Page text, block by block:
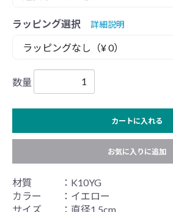
ラッピング選択 詳細説明
数量
カートに入れる
お気に入りに追加
材質 ：K10YG
カラー ：イエロー
サイズ ：直径1.5cm